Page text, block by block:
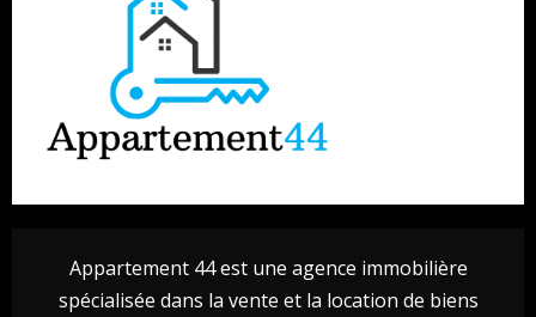
Appartement 44 est une agence immobilière
spécialisée dans la vente et la location de biens